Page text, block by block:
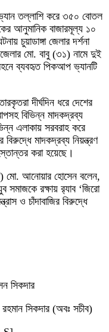
তল্লাশি করে ৩৫০ বোতল
আনুমানিক বাজারমূল্য ১০
চুয়াডাঙ্গা জেলার দর্শনা
মো. বাবু (৩১) নামে দুই
ব্যবহৃত পিকআপ ভ্যানটি
দীর্ঘদিন ধরে দেশের
বিভিন্ন মাদকদ্রব্য
এলাকায় সরবরাহ করে
মাদকদ্রব্য নিয়ন্ত্রণ
করা হয়েছে।
মো. আনোয়ার হোসেন বলেন,
রক্ষায় র‌্যাব ‘জিরো
ও চাঁদাবাজির বিরুদ্ধে
সিকদার
সিকদার (অবঃ সচীব)